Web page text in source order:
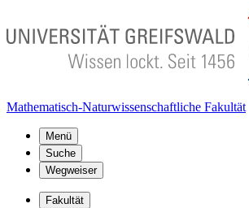
Mathematisch-Naturwissenschaftliche Fakultät
Menü
Suche
Wegweiser
Fakultät